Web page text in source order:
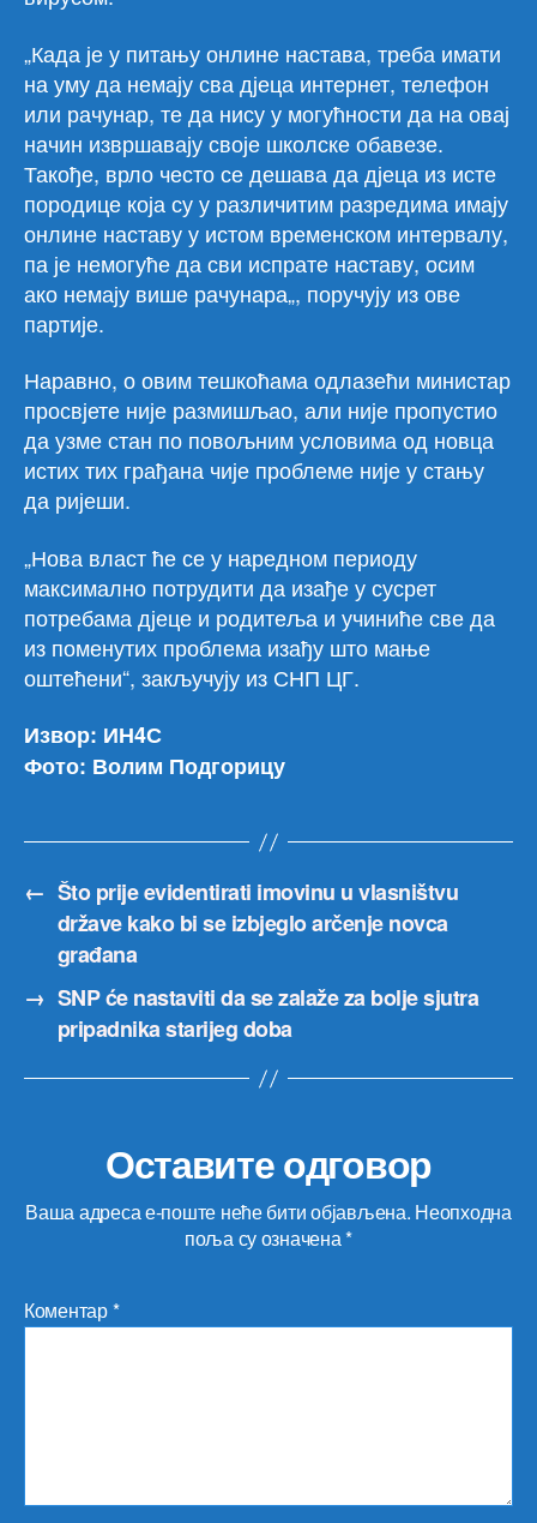
„Када је у питању онлине настава, треба имати
на уму да немају сва дјеца интернет, телефон
или рачунар, те да нису у могућности да на овај
начин извршавају своје школске обавезе.
Такође, врло често се дешава да дјеца из исте
породице која су у различитим разредима имају
онлине наставу у истом временском интервалу,
па је немогуће да сви испрате наставу, осим
ако немају више рачунара„, поручују из ове
партије.
Наравно, о овим тешкоћама одлазећи министар
просвјете није размишљао, али није пропустио
да узме стан по повољним условима од новца
истих тих грађана чије проблеме није у стању
да ријеши.
„Нова власт ће се у наредном периоду
максимално потрудити да изађе у сусрет
потребама дјеце и родитеља и учиниће све да
из поменутих проблема изађу што мање
оштећени“, закључују из СНП ЦГ.
Извор: ИН4С
Фото: Волим Подгорицу
← Što prije evidentirati imovinu u vlasništvu
države kako bi se izbjeglo arčenje novca
građana
→ SNP će nastaviti da se zalaže za bolje sjutra
pripadnika starijeg doba
Оставите одговор
Ваша адреса е-поште неће бити објављена. Неопходна
поља су означена*
Коментар*